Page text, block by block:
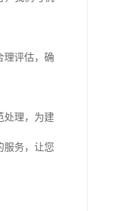
理评估，确
处理，为建
服务，让您